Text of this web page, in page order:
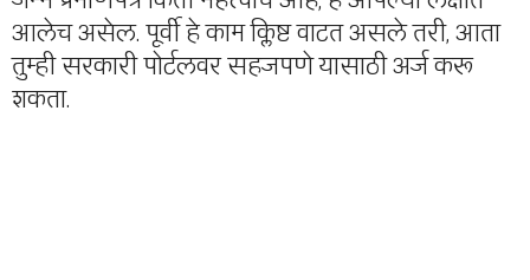
आलेच असेल. पूर्वी हे काम क्लिष्ट वाटत असले तरी, आता
तुम्ही सरकारी पोर्टलवर सहजपणे यासाठी अर्ज करू
शकता.